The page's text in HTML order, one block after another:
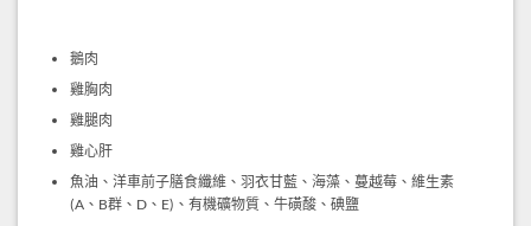
鵝肉
雞胸肉
雞腿肉
雞心肝
魚油、洋車前子膳食纖維、羽衣甘藍、海藻、蔓越莓、維生素
(A、B群、D、E)、有機礦物質、牛磺酸、碘鹽